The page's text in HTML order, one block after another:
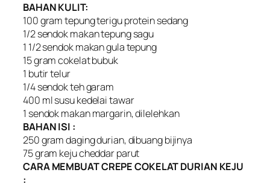
BAHAN KULIT:
100 gram tepung terigu protein sedang
1/2 sendok makan tepung sagu
1 1/2 sendok makan gula tepung
15 gram cokelat bubuk
1 butir telur
1/4 sendok teh garam
400 ml susu kedelai tawar
1 sendok makan margarin, dilelehkan
BAHAN ISI :
250 gram daging durian, dibuang bijinya
75 gram keju cheddar parut
CARA MEMBUAT CREPE COKELAT DURIAN KEJU
: